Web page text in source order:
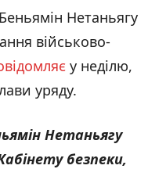
Нетаньягу
військово-
у неділю,
уряду.
Нетаньягу
безпеки,